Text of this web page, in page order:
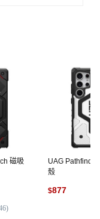
磁吸
)
UAG
殼
$877